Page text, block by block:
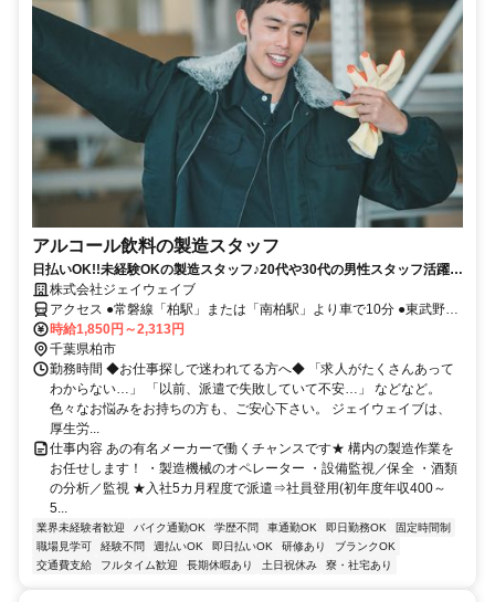
アルコール飲料の製造スタッフ
日払いOK!!未経験OKの製造スタッフ♪20代や30代の男性スタッフ活躍
中！株式会社ジェイウェイブ
アクセス ●常磐線「柏駅」または「南柏駅」より車で10分 ●東武野田
線「増尾駅」下車 徒歩約18分
時給1,850円～2,313円
千葉県柏市
勤務時間 ◆お仕事探しで迷われてる方へ◆ 「求人がたくさんあって
わからない…」 「以前、派遣で失敗していて不安…」 などなど。
色々なお悩みをお持ちの方も、ご安心下さい。 ジェイウェイブは、
厚生労...
仕事内容 あの有名メーカーで働くチャンスです★ 構内の製造作業を
お任せします！ ・製造機械のオペレーター ・設備監視／保全 ・酒類
の分析／監視 ★入社5カ月程度で派遣⇒社員登用(初年度年収400～
5...
業界未経験者歓迎 バイク通勤OK 学歴不問 車通勤OK 即日勤務OK
固定時間制
職場見学可
経験不問 週払いOK 即日払いOK 研修あり
ブランクOK
交通費支給
フルタイム歓迎 長期休暇あり 土日祝休み 寮・社宅あり